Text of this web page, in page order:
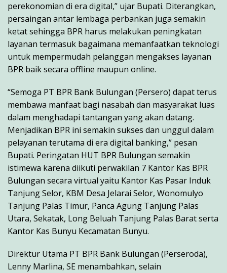
perekonomian di era digital,” ujar Bupati. Diterangkan,
persaingan antar lembaga perbankan juga semakin
ketat sehingga BPR harus melakukan peningkatan
layanan termasuk bagaimana memanfaatkan teknologi
untuk mempermudah pelanggan mengakses layanan
BPR baik secara offline maupun online.
“Semoga PT BPR Bank Bulungan (Persero) dapat terus
membawa manfaat bagi nasabah dan masyarakat luas
dalam menghadapi tantangan yang akan datang.
Menjadikan BPR ini semakin sukses dan unggul dalam
pelayanan terutama di era digital banking,” pesan
Bupati. Peringatan HUT BPR Bulungan semakin
istimewa karena diikuti perwakilan 7 Kantor Kas BPR
Bulungan secara virtual yaitu Kantor Kas Pasar Induk
Tanjung Selor, KBM Desa Jelarai Selor, Wonomulyo
Tanjung Palas Timur, Panca Agung Tanjung Palas
Utara, Sekatak, Long Beluah Tanjung Palas Barat serta
Kantor Kas Bunyu Kecamatan Bunyu.
Direktur Utama PT BPR Bank Bulungan (Perseroda),
Lenny Marlina, SE menambahkan, selain